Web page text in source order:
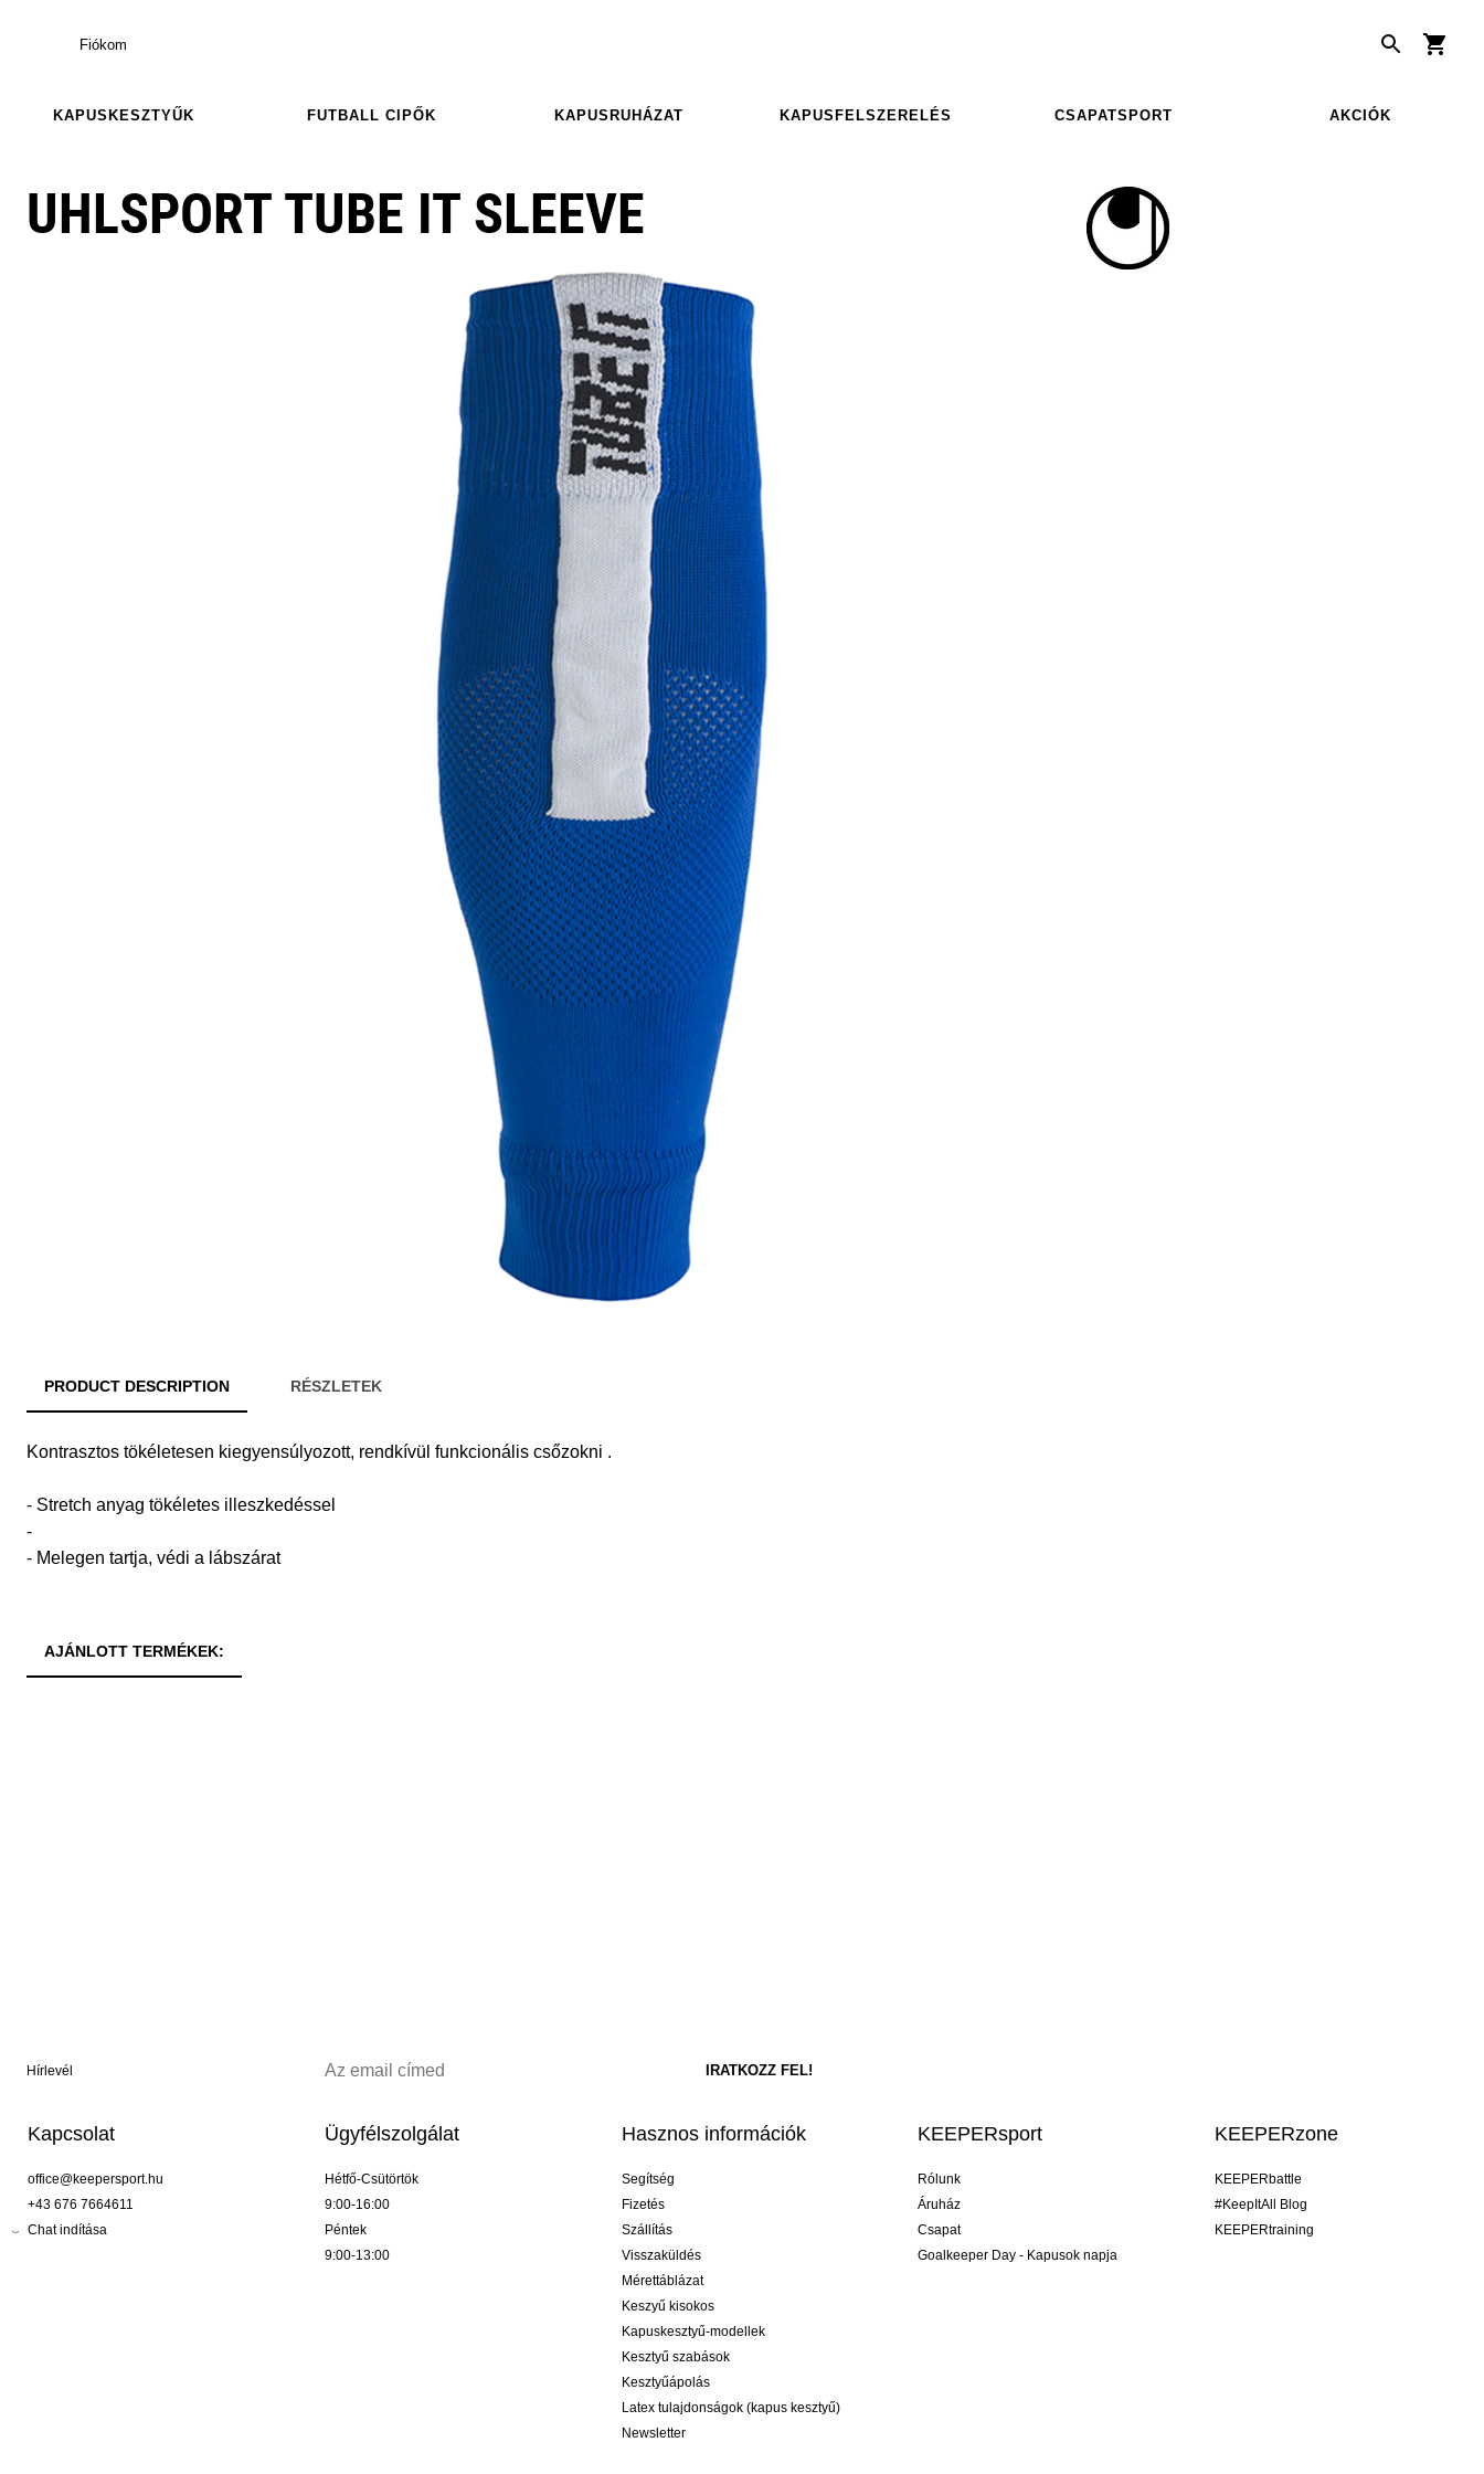
Fiókom
KAPUSKESZTYŰK FUTBALL CIPŐK KAPUSRUHÁZAT KAPUSFELSZERELÉS CSAPATSPORT AKCIÓK
UHLSPORT TUBE IT SLEEVE
PRODUCT DESCRIPTION RÉSZLETEK
Kontrasztos tökéletesen kiegyensúlyozott, rendkívül funkcionális csőzokni .
- Stretch anyag tökéletes illeszkedéssel
-
- Melegen tartja, védi a lábszárat
AJÁNLOTT TERMÉKEK:
Hírlevél
Kapcsolat
office@keepersport.hu
+43 676 7664611
Chat indítása
Ügyfélszolgálat
Hétfő-Csütörtök
9:00-16:00
Péntek
9:00-13:00
Hasznos információk
Segítség
Fizetés
Szállítás
Visszaküldés
Mérettáblázat
Keszyű kisokos
Kapuskesztyű-modellek
Kesztyű szabások
Kesztyűápolás
Latex tulajdonságok (kapus kesztyű)
Newsletter
KEEPERsport
Rólunk
Áruház
Csapat
Goalkeeper Day - Kapusok napja
KEEPERzone
KEEPERbattle
#KeepItAll Blog
KEEPERtraining